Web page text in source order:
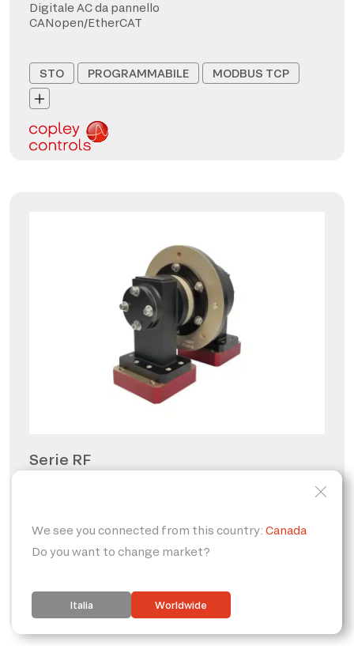
Digitale AC da pannello
CANopen/EtherCAT
STO PROGRAMMABILE MODBUS TCP
Serie RF
PERSONALIZZABILE
IP65